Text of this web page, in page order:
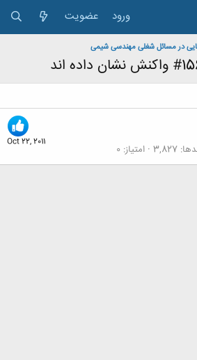
ورود عضویت
در مسائل شغلی مهندسی شیمی
Oct 22, 2011 3,827 امتیاز 0